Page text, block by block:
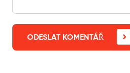
ODESLAT KOMENTÁŘ